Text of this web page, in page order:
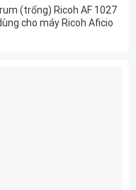
(trống) Ricoh AF 1027
cho máy Ricoh Aficio